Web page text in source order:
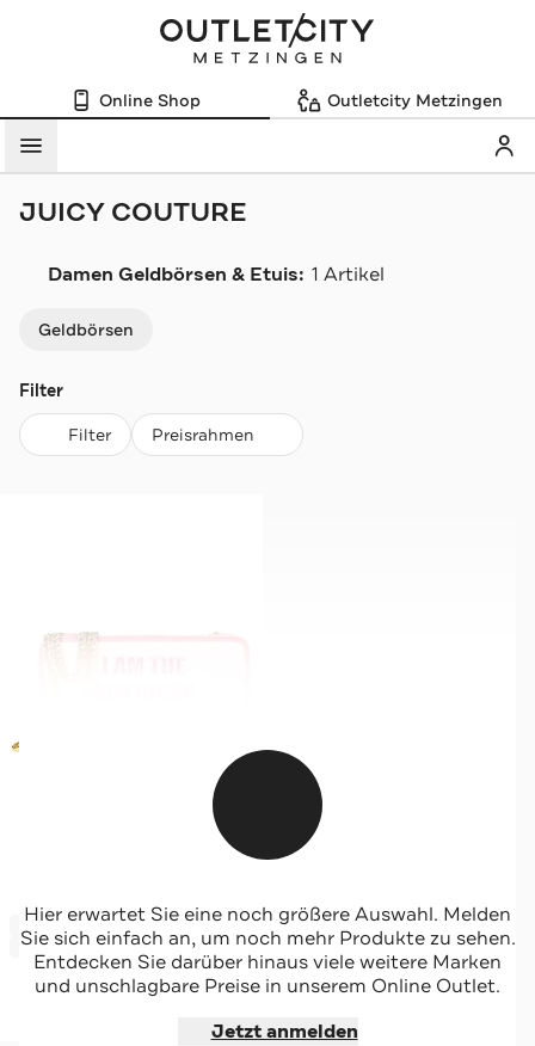
Online Shop Outletcity Metzingen
Menü
JUICY COUTURE
Damen Geldbörsen & Etuis: 1 Artikel
Geldbörsen
Filter
Filter Preisrahmen
JUICY COUTURE
Geldbörse cherry blossom
-41%*
Sale
Jetzt shoppen
Hier erwartet Sie eine noch größere Auswahl. Melden
Sie sich einfach an, um noch mehr Produkte zu sehen.
Entdecken Sie darüber hinaus viele weitere Marken
und unschlagbare Preise in unserem Online Outlet.
Jetzt anmelden